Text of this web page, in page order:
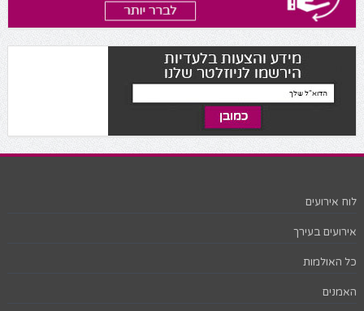
לוח אירועים
אירועים בעירך
כל האולמות
האמנים